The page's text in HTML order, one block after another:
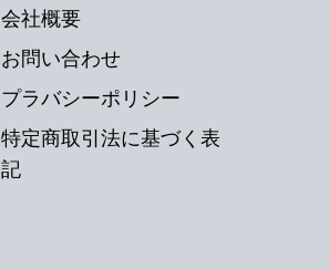
会社概要
お問い合わせ
プラバシーポリシー
特定商取引法に基づく表
記